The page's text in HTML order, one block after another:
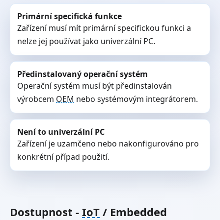
Primární specifická funkce
Zařízení musí mít primární specifickou funkci a
nelze jej používat jako univerzální PC.
Předinstalovaný operační systém
Operační systém musí být předinstalován
výrobcem OEM nebo systémovým integrátorem.
Není to univerzální PC
Zařízení je uzamčeno nebo nakonfigurováno pro
konkrétní případ použití.
Dostupnost - IoT / Embedded